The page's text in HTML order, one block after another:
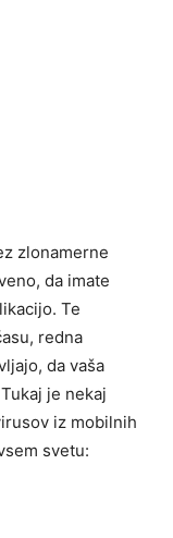
zlonamerne
da imate
Te
redna
da vaša
je nekaj
iz mobilnih
svetu: